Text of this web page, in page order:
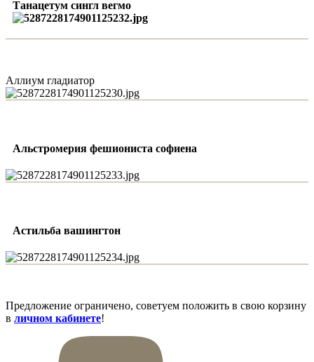
Танацетум сингл вегмо
Аллиум гладиатор
Альстромерия фешиониста софиена
Астильба вашингтон
Предложение ограничено, советуем положить в свою корзину
в личном кабинете!